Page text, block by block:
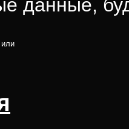
данные,
или